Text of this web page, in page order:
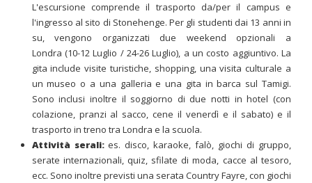
L'escursione comprende il trasporto da/per il campus e
l'ingresso al sito di Stonehenge. Per gli studenti dai 13 anni in
su, vengono organizzati due weekend opzionali a
Londra (10-12 Luglio / 24-26 Luglio), a un costo aggiuntivo. La
gita include visite turistiche, shopping, una visita culturale a
un museo o a una galleria e una gita in barca sul Tamigi.
Sono inclusi inoltre il soggiorno di due notti in hotel (con
colazione, pranzi al sacco, cene il venerdì e il sabato) e il
trasporto in treno tra Londra e la scuola.
Attività serali:es. disco, karaoke, falò, giochi di gruppo,
serate internazionali, quiz, sfilate di moda, cacce al tesoro,
ecc. Sono inoltre previsti una serata Country Fayre, con giochi